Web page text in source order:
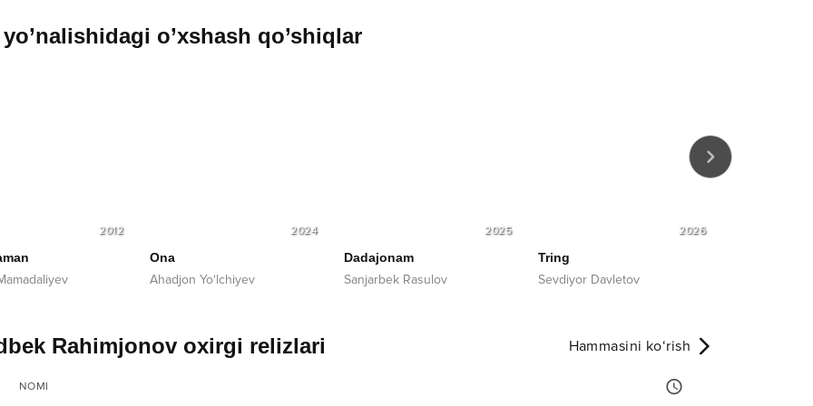
yo’nalishidagi o’xshash qo’shiqlar
2012 2024
Ona
Ahadjon Yo‘lchiyev
2025
Dadajonam
Sanjarbek Rasulov
2026
Tring
Sevdiyor Davletov
Rahimjonov oxirgi relizlari Hammasini ko‘rish
NOMI